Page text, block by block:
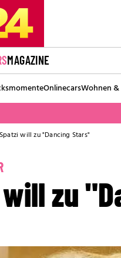
MAGAZINE
OnlinecarsWohnen
Spatzi will zu "Dancing Stars"
zu